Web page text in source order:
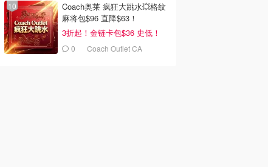
Coach奥莱 疯狂大跳水💥格纹
麻将包$96 直降$63！
3折起！金链卡包$36 史低！
0 Coach Outlet CA